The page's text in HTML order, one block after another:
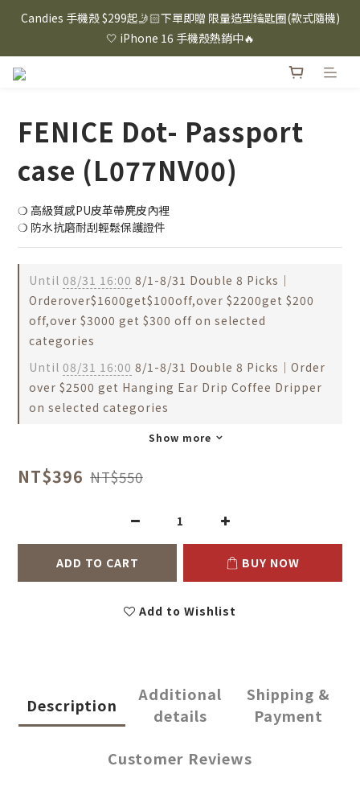
⸜ 8/1-8/31 ⸝  88購物節｜下單滿$1600折$100 / 滿$2200折$200 /
滿$3000折$300 (排除Hazuki及EspressoTokyo)
Candies 手機殼 $299起🤳🏻下單即贈 限量造型鑰匙圈(款式隨機)
🤍 iPhone 16 手機殼熱銷中🔥
⸜ 8/1-8/31 ⸝  88購物節｜下單滿$1600折$100 / 滿$2200折$200 /
FENICE Dot- Passport
case (L077NV00)
❍ 高級質感PU皮革帶麂皮內裡
❍ 防水抗磨耐刮輕鬆保護證件
Until 08/31 16:00 8/1-8/31 Double 8 Picks｜
Orderover$1600get$100off,over $2200get $200
off,over $3000 get $300 off on selected
categories
Until 08/31 16:00 8/1-8/31 Double 8 Picks｜Order
over $2500 get Hanging Ear Drip Coffee Dripper
on selected categories
Show more
NT$396 NT$550
ADD TO CART BUY NOW
Add to Wishlist
Description
Additional
details
Shipping &
Payment
Customer Reviews